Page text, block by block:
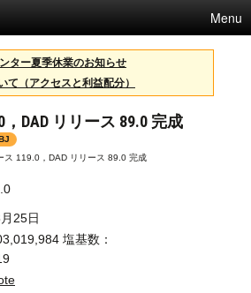
Menu
ター夏季休業のお知らせ
て（アクセスと利益配分）
，DAD リリース 89.0 完成
ス 119.0，DAD リリース 89.0 完成
25日
塩基数：